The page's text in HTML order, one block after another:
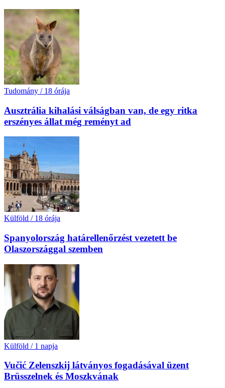
Tudomány / 18 órája
Ausztrália kihalási válságban van, de egy ritka
erszényes állat még reményt ad
Külföld / 18 órája
Spanyolország határellenőrzést vezetett be
Olaszországgal szemben
Külföld / 1 napja
Vučić Zelenszkij látványos fogadásával üzent
Brüsszelnek és Moszkvának